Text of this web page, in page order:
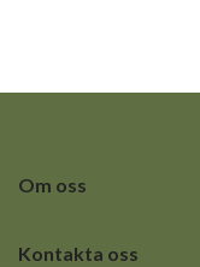
Om oss
Kontakta oss